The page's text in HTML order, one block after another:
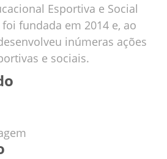
Esportiva e Social
foi fundada em 2014 e, ao
inúmeras ações
e sociais.